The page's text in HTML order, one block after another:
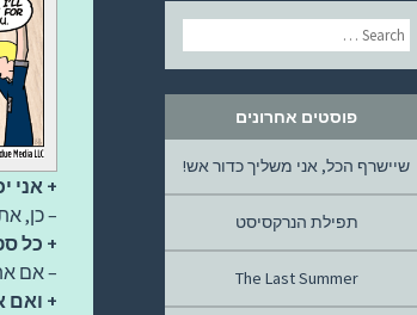
דילוג
לתוכן
+ אני
– כן,
+ כל
– אם
+ ואם
Search
פוסטים אחרונים
שיישרף הכל, אני משליך כדור אש!
תפילת הנרקסיסט
The Last Summer